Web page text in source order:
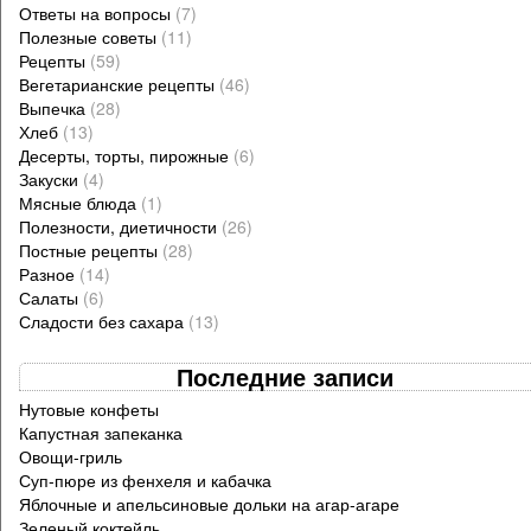
Ответы на вопросы (7)
Полезные советы (11)
Рецепты (59)
Вегетарианские рецепты (46)
Выпечка (28)
Хлеб (13)
Десерты, торты, пирожные (6)
Закуски (4)
Мясные блюда (1)
Полезности, диетичности (26)
Постные рецепты (28)
Разное (14)
Салаты (6)
Сладости без сахара (13)
Последние записи
Нутовые конфеты
Капустная запеканка
Овощи-гриль
Суп-пюре из фенхеля и кабачка
Яблочные и апельсиновые дольки на агар-агаре